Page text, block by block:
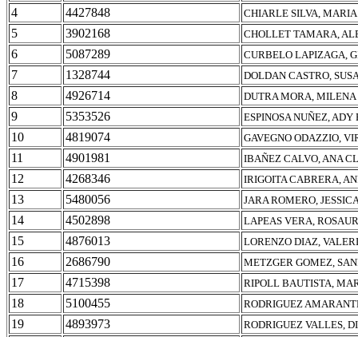
4 4427848 CHIARLE SILVA, MARIA
5 3902168 CHOLLET TAMARA,
6 5087289 CURBELO LAPIZAGA,
7 1328744 DOLDAN CASTRO,
8 4926714 DUTRA MORA, MILENA
9 5353526 ESPINOSA NUÑEZ, ADY
10 4819074 GAVEGNO ODAZZIO,
11 4901981 IBAÑEZ CALVO, ANA
12 4268346 IRIGOITA CABRERA,
13 5480056 JARA ROMERO,
14 4502898 LAPEAS VERA,
15 4876013 LORENZO DIAZ,
16 2686790 METZGER GOMEZ,
17 4715398 RIPOLL BAUTISTA,
18 5100455 RODRIGUEZ
19 4893973 RODRIGUEZ VALLES,